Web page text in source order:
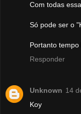
Com todas
Só pode ser o
Portanto
Responder
Unknown 14
Koy